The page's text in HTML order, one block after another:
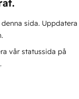
sida. Uppdatera
vår statussida på
.